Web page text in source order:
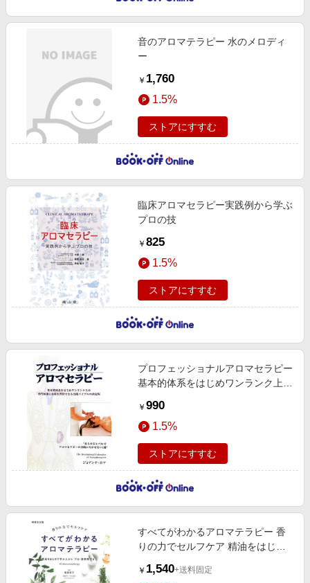
音のアロマテラピー 水のメロディ
ー
￥ 1,760
1.5%
ストアにすすむ
臨床アロマセラピー実践例から学ぶ
プロの技
￥ 825
1.5%
ストアにすすむ
プロフェッショナルアロマセラピー
基本的体系をはじめワンランク上の
イブルの決定版
￥ 990
1.5%
ストアにすすむ
すべてがわかるアロマテラピー 香
りの力でセルフケア 精油をはじめ
増補改訂版
￥ 1,540+送料固定